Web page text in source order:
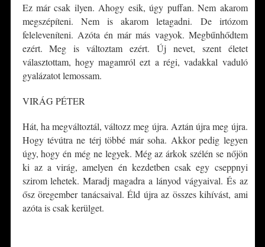
Ez már csak ilyen. Ahogy esik, úgy puffan. Nem akarom
megszépíteni. Nem is akarom letagadni. De irtózom
feleleveníteni. Azóta én már más vagyok. Megbűnhődtem
ezért. Meg is változtam ezért. Új nevet, szent életet
választottam, hogy magamról ezt a régi, vadakkal vaduló
gyalázatot lemossam.
VIRÁG PÉTER
Hát, ha megváltoztál, változz meg újra. Aztán újra meg újra.
Hogy tévútra ne térj többé már soha. Akkor pedig legyen
úgy, hogy én még ne legyek. Még az árkok szélén se nőjön
ki az a virág, amelyen én kezdetben csak egy cseppnyi
szirom lehetek. Maradj magadra a lányod vágyaival. És az
ősz öregember tanácsaival. Éld újra az összes kihívást, ami
azóta is csak kerülget.